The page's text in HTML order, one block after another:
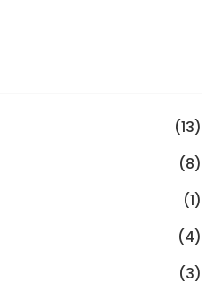
(13)
(8)
(1)
(4)
(3)